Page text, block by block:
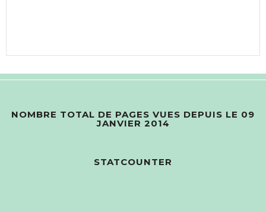
NOMBRE TOTAL DE PAGES VUES DEPUIS LE 09
JANVIER 2014
STATCOUNTER